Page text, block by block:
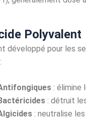
Polyvalent
développé pour les
: élimine
: détruit
: neutralise